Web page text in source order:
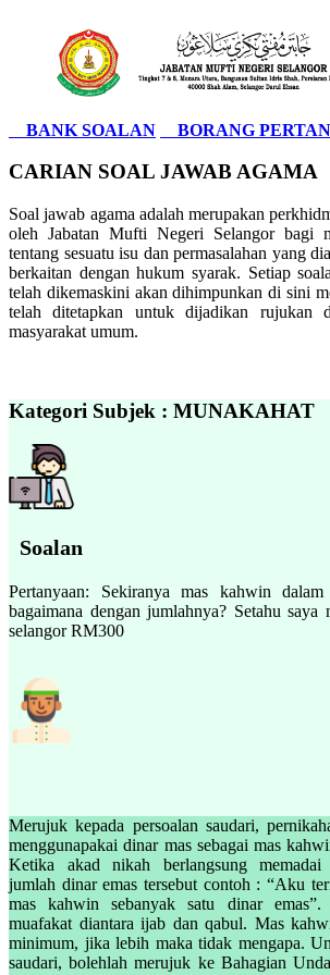
BANK SOALAN BORANG
CARIAN SOAL JAWAB AGAMA
Soal jawab agama adalah merupakan
oleh Jabatan Mufti Negeri Selangor bagi
tentang sesuatu isu dan permasalahan yang
berkaitan dengan hukum syarak. Setiap
telah dikemaskini akan dihimpunkan di sini
telah ditetapkan untuk dijadikan rujukan
masyarakat umum.
Kategori Subjek : MUNAKAHAT
Soalan
Pertanyaan: Sekiranya mas kahwin
bagaimana dengan jumlahnya? Setahu
selangor RM300
Merujuk kepada persoalan saudari,
menggunapakai dinar mas sebagai mas
Ketika akad nikah berlangsung memadai
jumlah dinar emas tersebut contoh : “Aku
mas kahwin sebanyak satu dinar
muafakat diantara ijab dan qabul. Mas
minimum, jika lebih maka tidak mengapa.
saudari, bolehlah merujuk ke Bahagian